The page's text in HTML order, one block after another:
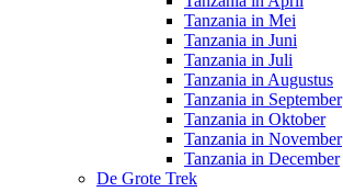
Tanzania in Mei
Tanzania in Juni
Tanzania in Juli
Tanzania in Augustus
Tanzania in September
Tanzania in Oktober
Tanzania in November
Tanzania in December
De Grote Trek